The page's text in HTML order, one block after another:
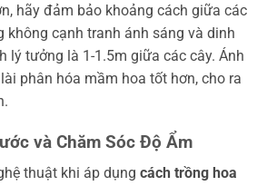
hãy đảm bảo khoảng cách giữa các
không cạnh tranh ánh sáng và dinh
lý tưởng là 1-1.5m giữa các cây. Ánh
phân hóa mầm hoa tốt hơn, cho ra
và Chăm Sóc Độ Ẩm
thuật khi áp dụng cách trồng hoa